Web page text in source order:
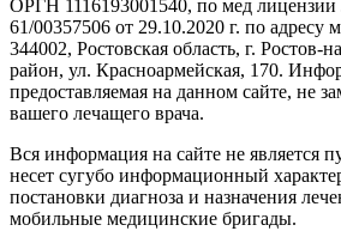
ОРГН 1116193001540, по мед
61/00357506 от 29.10.2020 г. по адресу
344002, Ростовская область, г. Ростов-
район, ул. Красноармейская, 170.
предоставляемая на данном сайте, не
вашего лечащего врача.
Вся информация на сайте не является
несет сугубо информационный
постановки диагноза и назначения
мобильные медицинские бригады.